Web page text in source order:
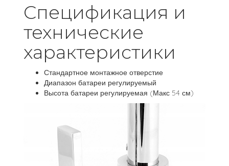
Спецификация и
технические
характеристики
Стандартное монтажное отверстие
Диапазон батареи регулируемый
Высота батареи регулируемая (Макс 54 см)